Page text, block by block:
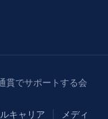
貫でサポートする会
キャリア メディ